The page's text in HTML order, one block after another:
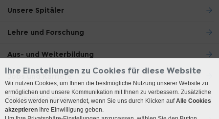
Unsere Spitäler
Lehre und Forschung
Aus- und Weiterbildung
Jobs und Karriere
Die Insel Gruppe
Ihre Einstellungen zu Cookies für diese Website
Wir nutzen Cookies, um Ihnen die bestmögliche Nutzung unserer Website zu
ermöglichen und unsere Kommunikation mit Ihnen zu verbessern. Zusätzliche
Cookies werden nur verwendet, wenn Sie uns durch Klicken aufAlle Cookies
akzeptieren Ihre Einwilligung geben.